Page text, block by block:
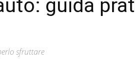
guida
sfruttare